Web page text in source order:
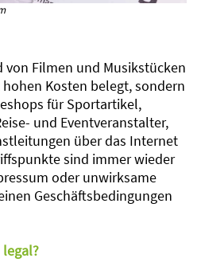
Filmen und Musikstücken
Kosten belegt, sondern
für Sportartikel,
und Eventveranstalter,
über das Internet
sind immer wieder
oder unwirksame
Geschäftsbedingungen